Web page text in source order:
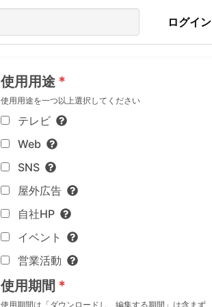
ログイン
使用用途
使用用途を一つ以上選択してください
テレビ
Web
SNS
屋外広告
自社HP
イベント
営業活動
使用期間
使用期間は「ダウンロードし、編集する期間」は含まず